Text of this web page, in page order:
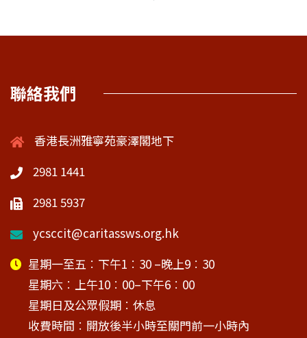
聯絡我們
香港長洲雅寧苑豪澤閣地下
2981 1441
2981 5937
ycsccit@caritassws.org.hk
星期一至五︰下午1︰30 –晚上9︰30
星期六︰上午10︰00–下午6︰00
星期日及公眾假期︰休息
收費時間︰開放後半小時至關門前一小時內